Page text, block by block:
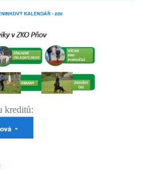
kreditů: